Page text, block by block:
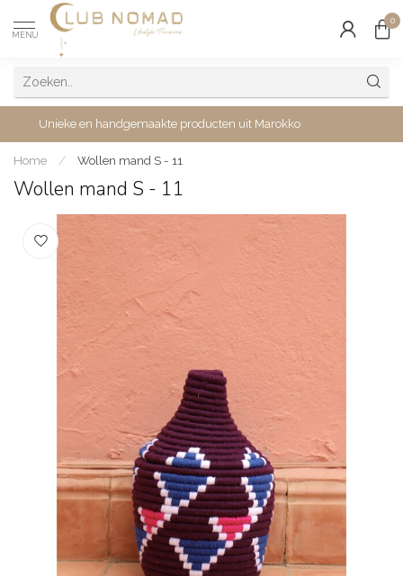
MENU
0
Unieke en handgemaakte producten uit Marokko
Home / Wollen mand S - 11
Wollen mand S - 11